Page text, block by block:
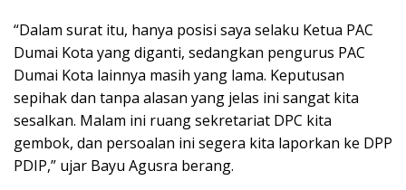
“Dalam surat itu, hanya posisi saya selaku Ketua PAC
Dumai Kota yang diganti, sedangkan pengurus PAC
Dumai Kota lainnya masih yang lama. Keputusan
sepihak dan tanpa alasan yang jelas ini sangat kita
sesalkan. Malam ini ruang sekretariat DPC kita
gembok, dan persoalan ini segera kita laporkan ke DPP
PDIP,” ujar Bayu Agusra berang.